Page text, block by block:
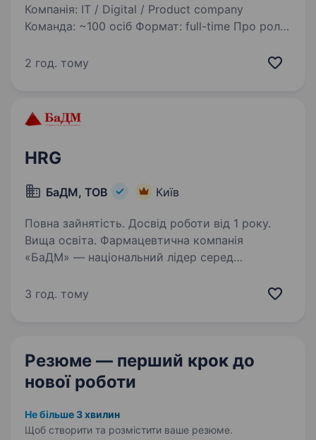
Компанія: IT / Digital / Product company
Команда: ~100 осіб Формат: full-time Про роль
партнером бізнесу та стабілізатором команди:
2 год. тому
HRG
БаДМ, ТОВ Київ
Повна зайнятість. Досвід роботи від 1 року.
Вища освіта. Фармацевтична компанія
«БаДМ» — національний лідер серед
та засобів медичного призначення.
3 год. тому
Резюме — перший крок до
нової роботи
Не більше 3 хвилин
Щоб створити та розмістити ваше резюме.